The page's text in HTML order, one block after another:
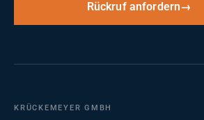
Rückruf anfordern
KRÜCKEMEYER GMBH